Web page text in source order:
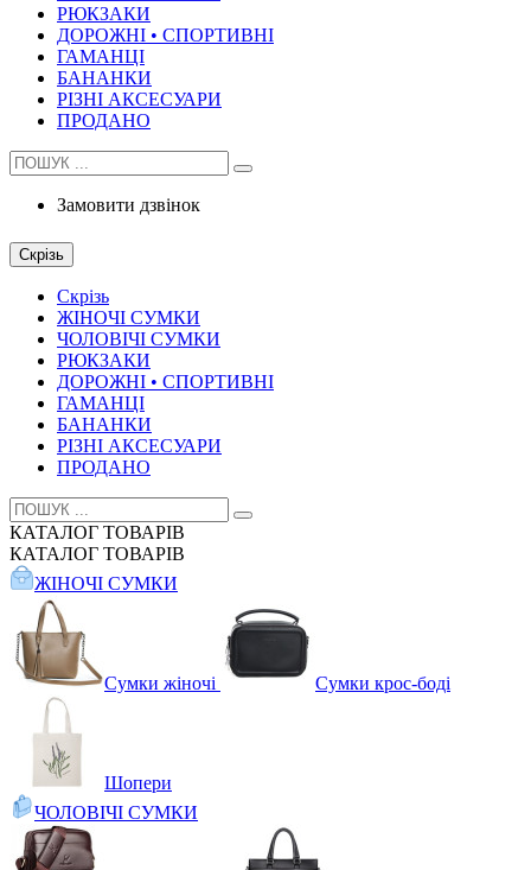
РЮКЗАКИ
ДОРОЖНІ • СПОРТИВНІ
ГАМАНЦІ
БАНАНКИ
РІЗНІ АКСЕСУАРИ
ПРОДАНО
Замовити дзвінок
Скрізь
Скрізь
ЖІНОЧІ СУМКИ
ЧОЛОВІЧІ СУМКИ
РЮКЗАКИ
ДОРОЖНІ • СПОРТИВНІ
ГАМАНЦІ
БАНАНКИ
РІЗНІ АКСЕСУАРИ
ПРОДАНО
КАТАЛОГ ТОВАРІВ
КАТАЛОГ ТОВАРІВ
ЖІНОЧІ СУМКИ
Сумки жіночі Сумки крос-боді
Шопери
ЧОЛОВІЧІ СУМКИ